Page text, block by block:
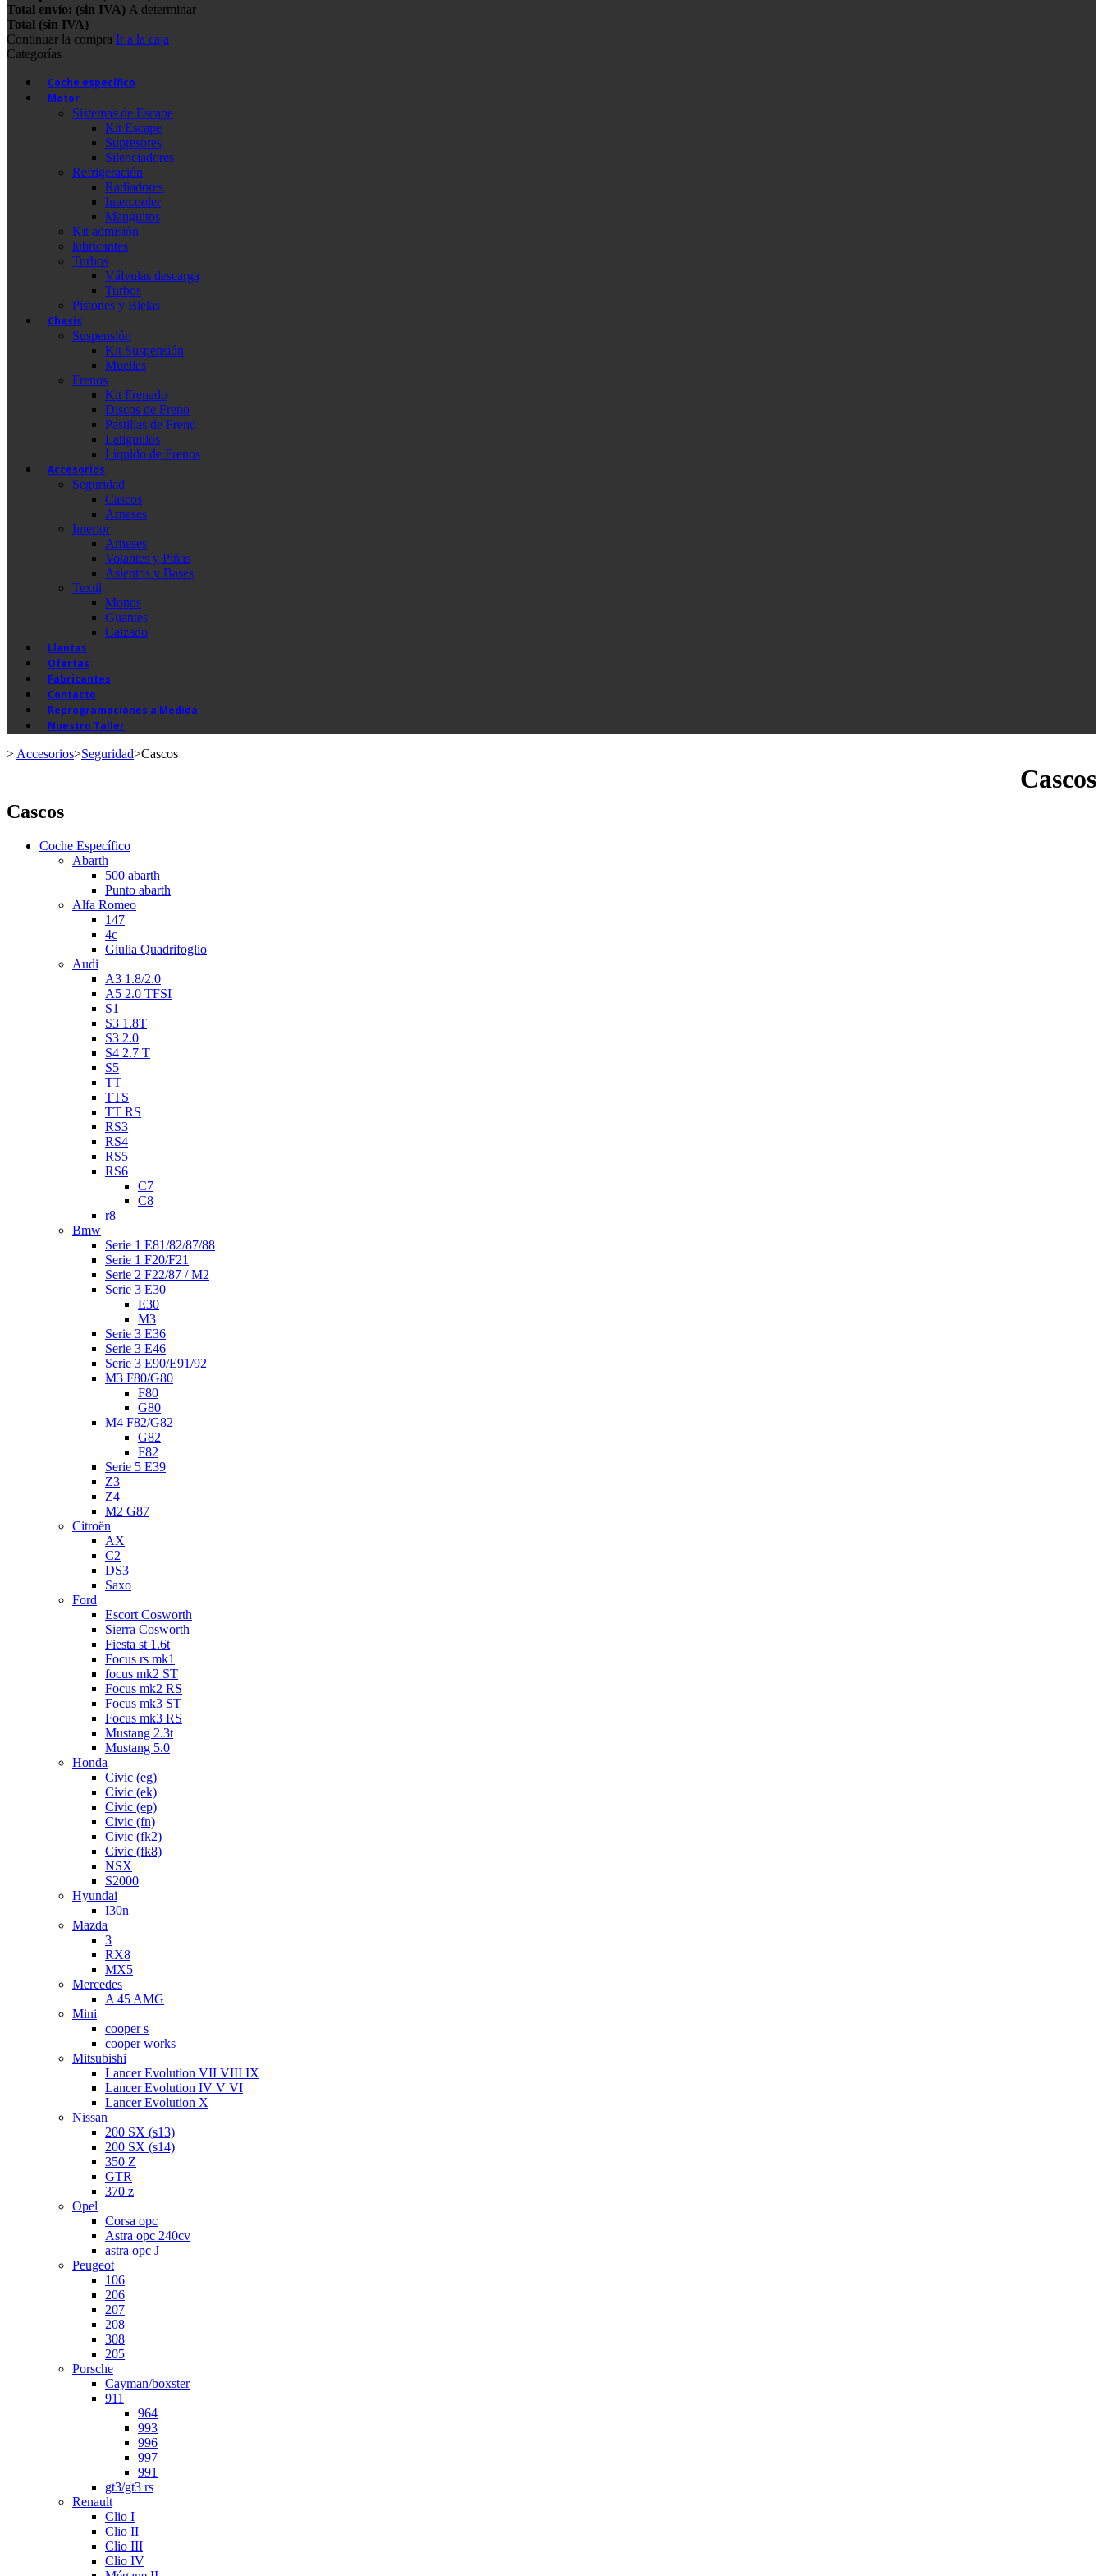
Total envío: (sin IVA) A determinar
Total (sin IVA)
Continuar la compra Ir a la caja
Categorías
Coche específico
Motor
Sistemas de Escape
Kit Escape
Supresores
Silenciadores
Refrigeración
Radiadores
Intercooler
Manguitos
Kit admisión
lubricantes
Turbos
Válvulas descarga
Turbos
Pistones y Bielas
Chasis
Suspensión
Kit Suspensión
Muelles
Frenos
Kit Frenado
Discos de Freno
Pastillas de Freno
Latiguillos
Líquido de Frenos
Accesorios
Seguridad
Cascos
Arneses
Interior
Arneses
Volantes y Piñas
Asientos y Bases
Textil
Monos
Guantes
Calzado
Llantas
Ofertas
Fabricantes
Contacto
Reprogramaciones a Medida
Nuestro Taller
Cascos
> Accesorios>Seguridad>Cascos
Cascos
Coche Específico
Abarth
500 abarth
Punto abarth
Alfa Romeo
147
4c
Giulia Quadrifoglio
Audi
A3 1.8/2.0
A5 2.0 TFSI
S1
S3 1.8T
S3 2.0
S4 2.7 T
S5
TT
TTS
TT RS
RS3
RS4
RS5
RS6
C7
C8
r8
Bmw
Serie 1 E81/82/87/88
Serie 1 F20/F21
Serie 2 F22/87 / M2
Serie 3 E30
E30
M3
Serie 3 E36
Serie 3 E46
Serie 3 E90/E91/92
M3 F80/G80
F80
G80
M4 F82/G82
G82
F82
Serie 5 E39
Z3
Z4
M2 G87
Citroën
AX
C2
DS3
Saxo
Ford
Escort Cosworth
Sierra Cosworth
Fiesta st 1.6t
Focus rs mk1
focus mk2 ST
Focus mk2 RS
Focus mk3 ST
Focus mk3 RS
Mustang 2.3t
Mustang 5.0
Honda
Civic (eg)
Civic (ek)
Civic (ep)
Civic (fn)
Civic (fk2)
Civic (fk8)
NSX
S2000
Hyundai
I30n
Mazda
3
RX8
MX5
Mercedes
A 45 AMG
Mini
cooper s
cooper works
Mitsubishi
Lancer Evolution VII VIII IX
Lancer Evolution IV V VI
Lancer Evolution X
Nissan
200 SX (s13)
200 SX (s14)
350 Z
GTR
370 z
Opel
Corsa opc
Astra opc 240cv
astra opc J
Peugeot
106
206
207
208
308
205
Porsche
Cayman/boxster
911
964
993
996
997
991
gt3/gt3 rs
Renault
Clio I
Clio II
Clio III
Clio IV